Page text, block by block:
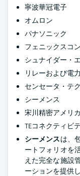
寧波華冠電子
オムロン
パナソニック
フェニックスコ
シュナイダー・
リレーおよび電
センセータ・テ
シーメンス
宋川精密アメリカ
TEコネクティビ
シーメンスは、
ートフォリオを
えた完全な施設
ーションを提供